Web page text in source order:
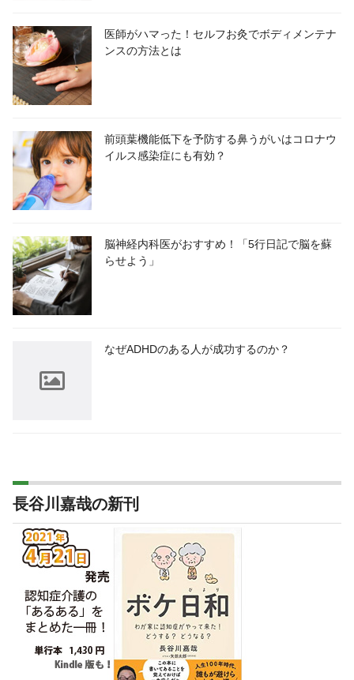
医師がハマった！セルフお灸でボディメンテナ
ンスの方法とは
前頭葉機能低下を予防する鼻うがいはコロナウ
イルス感染症にも有効？
脳神経内科医がおすすめ！「5行日記で脳を蘇
らせよう」
なぜADHDのある人が成功するのか？
長谷川嘉哉の新刊